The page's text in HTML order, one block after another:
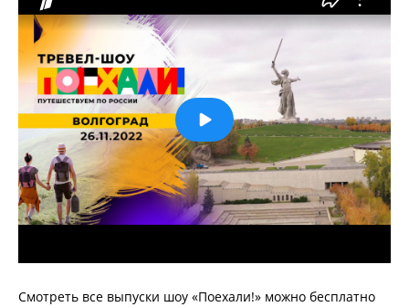
Смотреть все выпуски шоу «Поехали!» можно бесплатно